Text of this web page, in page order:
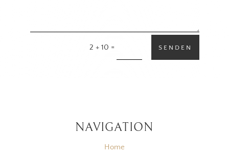
2 + 10 = SENDEN
NAVIGATION
Home